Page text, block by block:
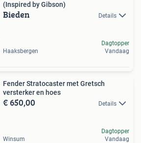
(Inspired by Gibson)
Bieden Details
Haaksbergen
Dagtopper
Vandaag
Fender Stratocaster met Gretsch
versterker en hoes
€ 650,00 Details
Winsum
Dagtopper
Vandaag